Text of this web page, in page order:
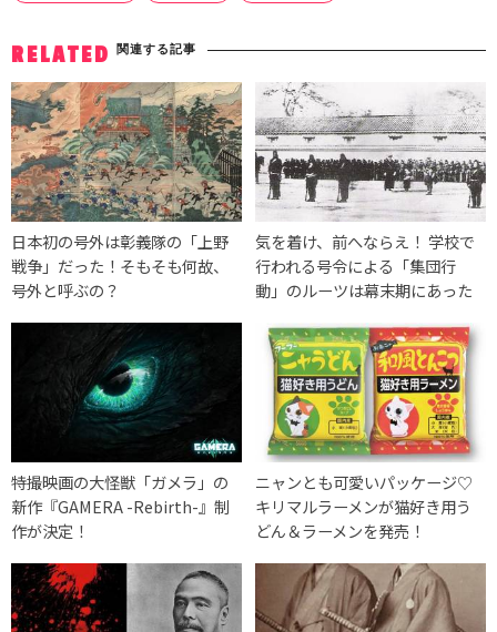
RELATED 関連する記事
日本初の号外は彰義隊の「上野
戦争」だった！そもそも何故、
号外と呼ぶの？
気を着け、前へならえ！ 学校で
行われる号令による「集団行
動」のルーツは幕末期にあった
特撮映画の大怪獣「ガメラ」の
新作『GAMERA -Rebirth-』制
作が決定！
ニャンとも可愛いパッケージ♡
キリマルラーメンが猫好き用う
どん＆ラーメンを発売！